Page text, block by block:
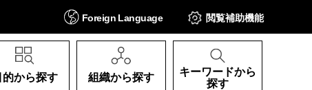
Foreign Language 閲覧補助機能
的から探す 組織から探す
キーワードから
探す